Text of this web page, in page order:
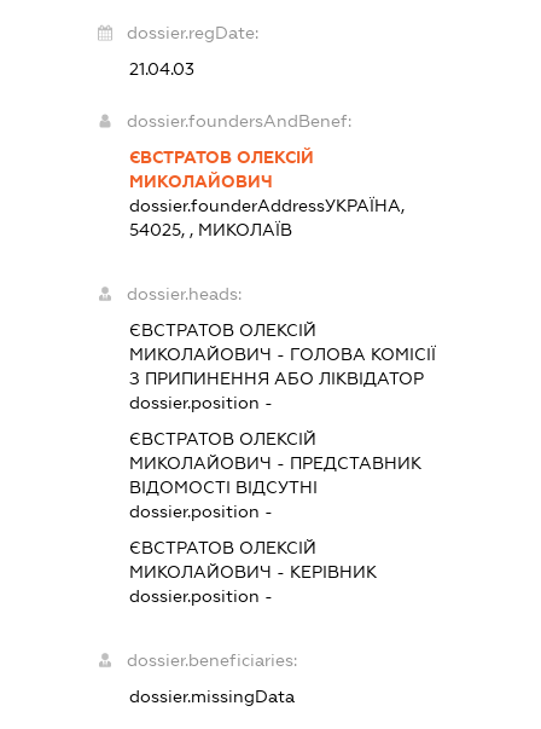
dossier.regDate:
21.04.03
dossier.foundersAndBenef:
ЄВСТРАТОВ ОЛЕКСІЙ
МИКОЛАЙОВИЧ
dossier.founderAddressУКРАЇНА,
54025, , МИКОЛАЇВ
dossier.heads:
ЄВСТРАТОВ ОЛЕКСІЙ
МИКОЛАЙОВИЧ - ГОЛОВА КОМІСІЇ
З ПРИПИНЕННЯ АБО ЛІКВІДАТОР
dossier.position -
ЄВСТРАТОВ ОЛЕКСІЙ
МИКОЛАЙОВИЧ - ПРЕДСТАВНИК
ВІДОМОСТІ ВІДСУТНІ
dossier.position -
ЄВСТРАТОВ ОЛЕКСІЙ
МИКОЛАЙОВИЧ - КЕРІВНИК
dossier.position -
dossier.beneficiaries:
dossier.missingData